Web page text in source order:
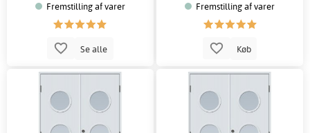
Fremstilling af varer
Se alle
Fremstilling af varer
Køb